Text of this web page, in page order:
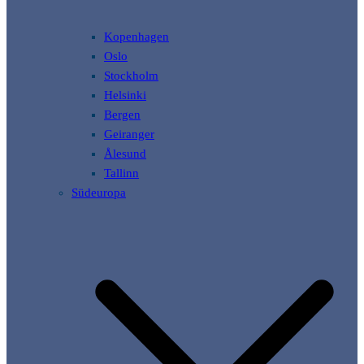
Kopenhagen
Oslo
Stockholm
Helsinki
Bergen
Geiranger
Ålesund
Tallinn
Südeuropa